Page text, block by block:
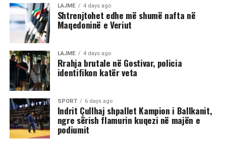
fizike mes një grupi më të madh të rinjsh.
Sipas informacioneve të publikuara, gjatë rrahjes, njëri
nga djemtë është goditur në pjesën e kokës, pas së cilës
ka rënë në tokë dhe ka mbetur i palëvizshëm.
Përkundër faktit se po shtrihej në rrugë, në incizim
shihet se sulmi ka vazhduar me goditje të shumta ndaj
trupit të tij, gjë që ka shkaktuar reagime dhe dënime të
ashpra në rrjetet sociale.(INA)
LAJME 4 days ago
Shtrenjtohet edhe më shumë nafta në
Maqedoninë e Veriut
LAJME 4 days ago
Rrahja brutale në Gostivar, policia
identifikon katër veta
SPORT 6 days ago
Indrit Çullhaj shpallet Kampion i Ballkanit,
ngre sërish flamurin kuqezi në majën e
podiumit